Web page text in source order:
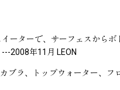
ターで、サーフェスから
2008年11月 LEON
ブラ、トップウォーター、